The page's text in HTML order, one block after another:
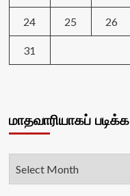
24 25 26
31
மாதவாரியாகப் படிக்க